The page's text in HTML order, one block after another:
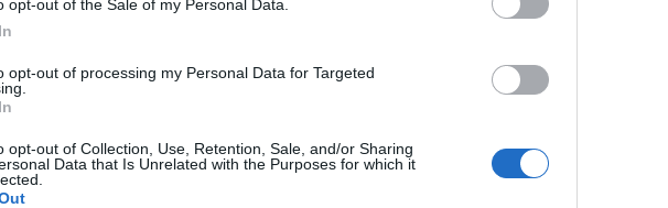
opt-out of the Sale of my Personal Data.
opt-out of processing my Personal Data for Targeted
opt-out of Collection, Use, Retention, Sale, and/or Sharing
Data that Is Unrelated with the Purposes for which it
13-án, vasárnap 15.15 órakor indul az
utcán, majd vissza az Országzászló térre
Magyarország újonnan
Királyi Napok